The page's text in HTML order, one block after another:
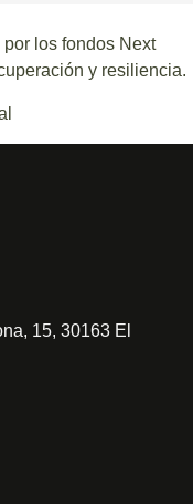
los fondos Next
y resiliencia.
15, 30163 El